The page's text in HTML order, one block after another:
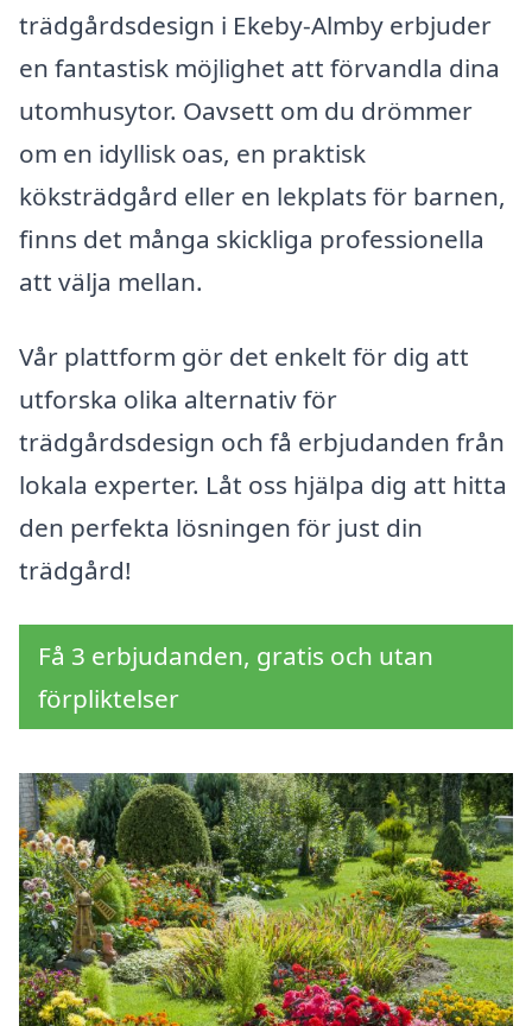
trädgårdsdesign i Ekeby-Almby erbjuder
en fantastisk möjlighet att förvandla dina
utomhusytor. Oavsett om du drömmer
om en idyllisk oas, en praktisk
köksträdgård eller en lekplats för barnen,
finns det många skickliga professionella
att välja mellan.
Vår plattform gör det enkelt för dig att
utforska olika alternativ för
trädgårdsdesign och få erbjudanden från
lokala experter. Låt oss hjälpa dig att hitta
den perfekta lösningen för just din
trädgård!
Få 3 erbjudanden, gratis och utan
förpliktelser